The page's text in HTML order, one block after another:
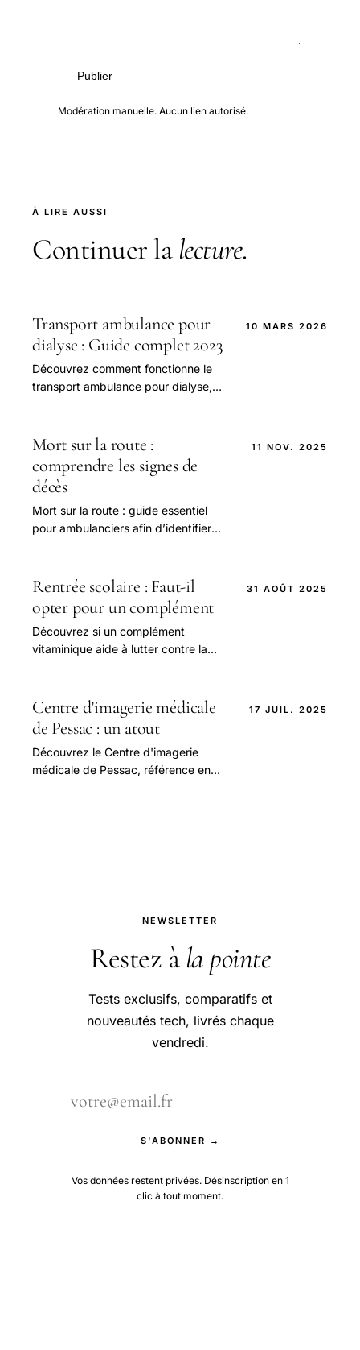
Publier
Modération manuelle. Aucun lien autorisé.
À LIRE AUSSI
Continuer la lecture.
Transport ambulance pour
dialyse : Guide complet 2023
Découvrez comment fonctionne le
transport ambulance pour dialyse,
et trouvez les meilleures.
10 MARS 2026
Mort sur la route :
comprendre les signes de
décès
Mort sur la route : guide essentiel
pour ambulanciers afin d’identifier
11 NOV. 2025
Rentrée scolaire : Faut-il
opter pour un complément
Découvrez si un complément
vitaminique aide à lutter contre la
31 AOÛT 2025
Centre d’imagerie médicale
de Pessac : un atout
Découvrez le Centre d'imagerie
médicale de Pessac, référence en
17 JUIL. 2025
NEWSLETTER
Restez à la pointe
Tests exclusifs, comparatifs et
nouveautés tech, livrés chaque
vendredi.
S'ABONNER →
Vos données restent privées. Désinscription en 1
clic à tout moment.